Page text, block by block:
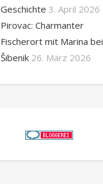
Geschichte 3. April 2026
Pirovac: Charmanter
Fischerort mit Marina bei
Šibenik 26. März 2026